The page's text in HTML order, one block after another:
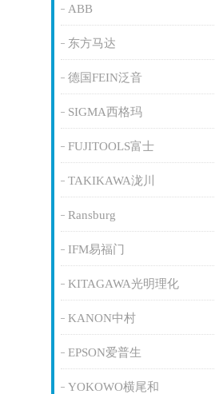
ABB
东方马达
德国FEIN泛音
SIGMA西格玛
FUJITOOLS富士
TAKIKAWA泷川
Ransburg
IFM易福门
KITAGAWA光明理化
KANON中村
EPSON爱普生
YOKOWO横尾和